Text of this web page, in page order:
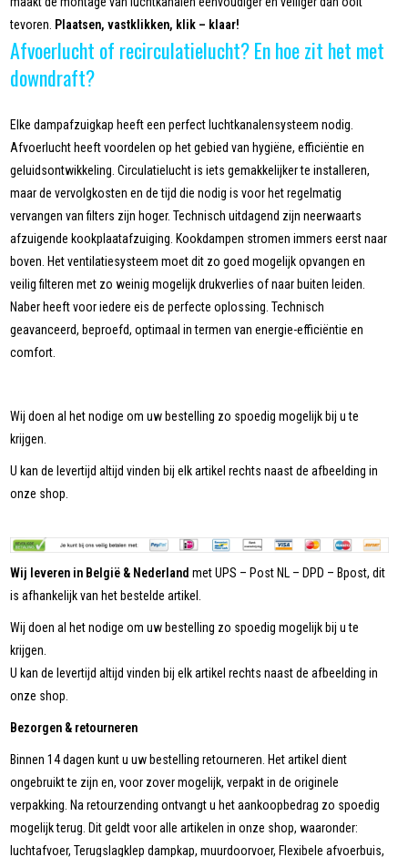
tevoren. Plaatsen, vastklikken, klik – klaar!
Afvoerlucht of recirculatielucht? En hoe zit het met
downdraft?
Elke dampafzuigkap heeft een perfect luchtkanalensysteem nodig.
Afvoerlucht heeft voordelen op het gebied van hygiëne, efficiëntie en
geluidsontwikkeling. Circulatielucht is iets gemakkelijker te installeren,
maar de vervolgkosten en de tijd die nodig is voor het regelmatig
vervangen van filters zijn hoger. Technisch uitdagend zijn neerwaarts
afzuigende kookplaatafzuiging. Kookdampen stromen immers eerst naar
boven. Het ventilatiesysteem moet dit zo goed mogelijk opvangen en
veilig filteren met zo weinig mogelijk drukverlies of naar buiten leiden.
Naber heeft voor iedere eis de perfecte oplossing. Technisch
geavanceerd, beproefd, optimaal in termen van energie-efficiëntie en
comfort.
Wij doen al het nodige om uw bestelling zo spoedig mogelijk bij u te
krijgen.
U kan de levertijd altijd vinden bij elk artikel rechts naast de afbeelding in
onze shop.
Wij leveren in België & Nederland met UPS – Post NL – DPD – Bpost, dit
is afhankelijk van het bestelde artikel.
Wij doen al het nodige om uw bestelling zo spoedig mogelijk bij u te
krijgen.
U kan de levertijd altijd vinden bij elk artikel rechts naast de afbeelding in
onze shop.
Bezorgen & retourneren
Binnen 14 dagen kunt u uw bestelling retourneren. Het artikel dient
ongebruikt te zijn en, voor zover mogelijk, verpakt in de originele
verpakking. Na retourzending ontvangt u het aankoopbedrag zo spoedig
mogelijk terug. Dit geldt voor alle artikelen in onze shop, waaronder:
luchtafvoer, Terugslagklep dampkap, muurdoorvoer, Flexibele afvoerbuis,